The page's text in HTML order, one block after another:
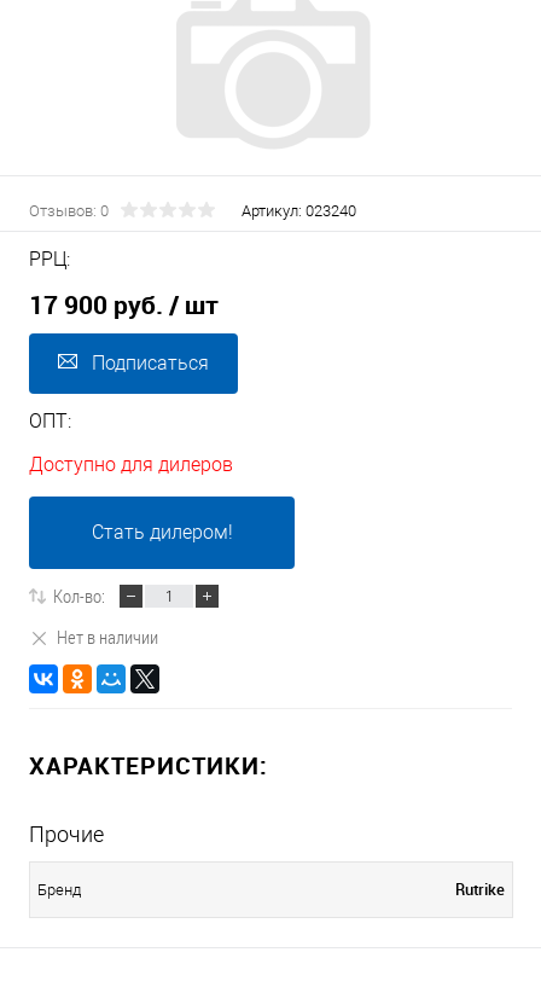
Отзывов: 0 Артикул: 023240
РРЦ:
17 900 руб. / шт
Подписаться
ОПТ:
Доступно для дилеров
Стать дилером!
Кол-во:
Нет в наличии
ХАРАКТЕРИСТИКИ:
Прочие
Бренд Rutrike